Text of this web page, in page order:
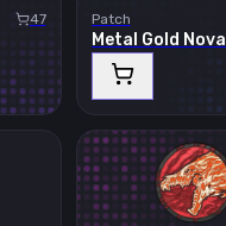
47 Patch
Metal Gold Nova I